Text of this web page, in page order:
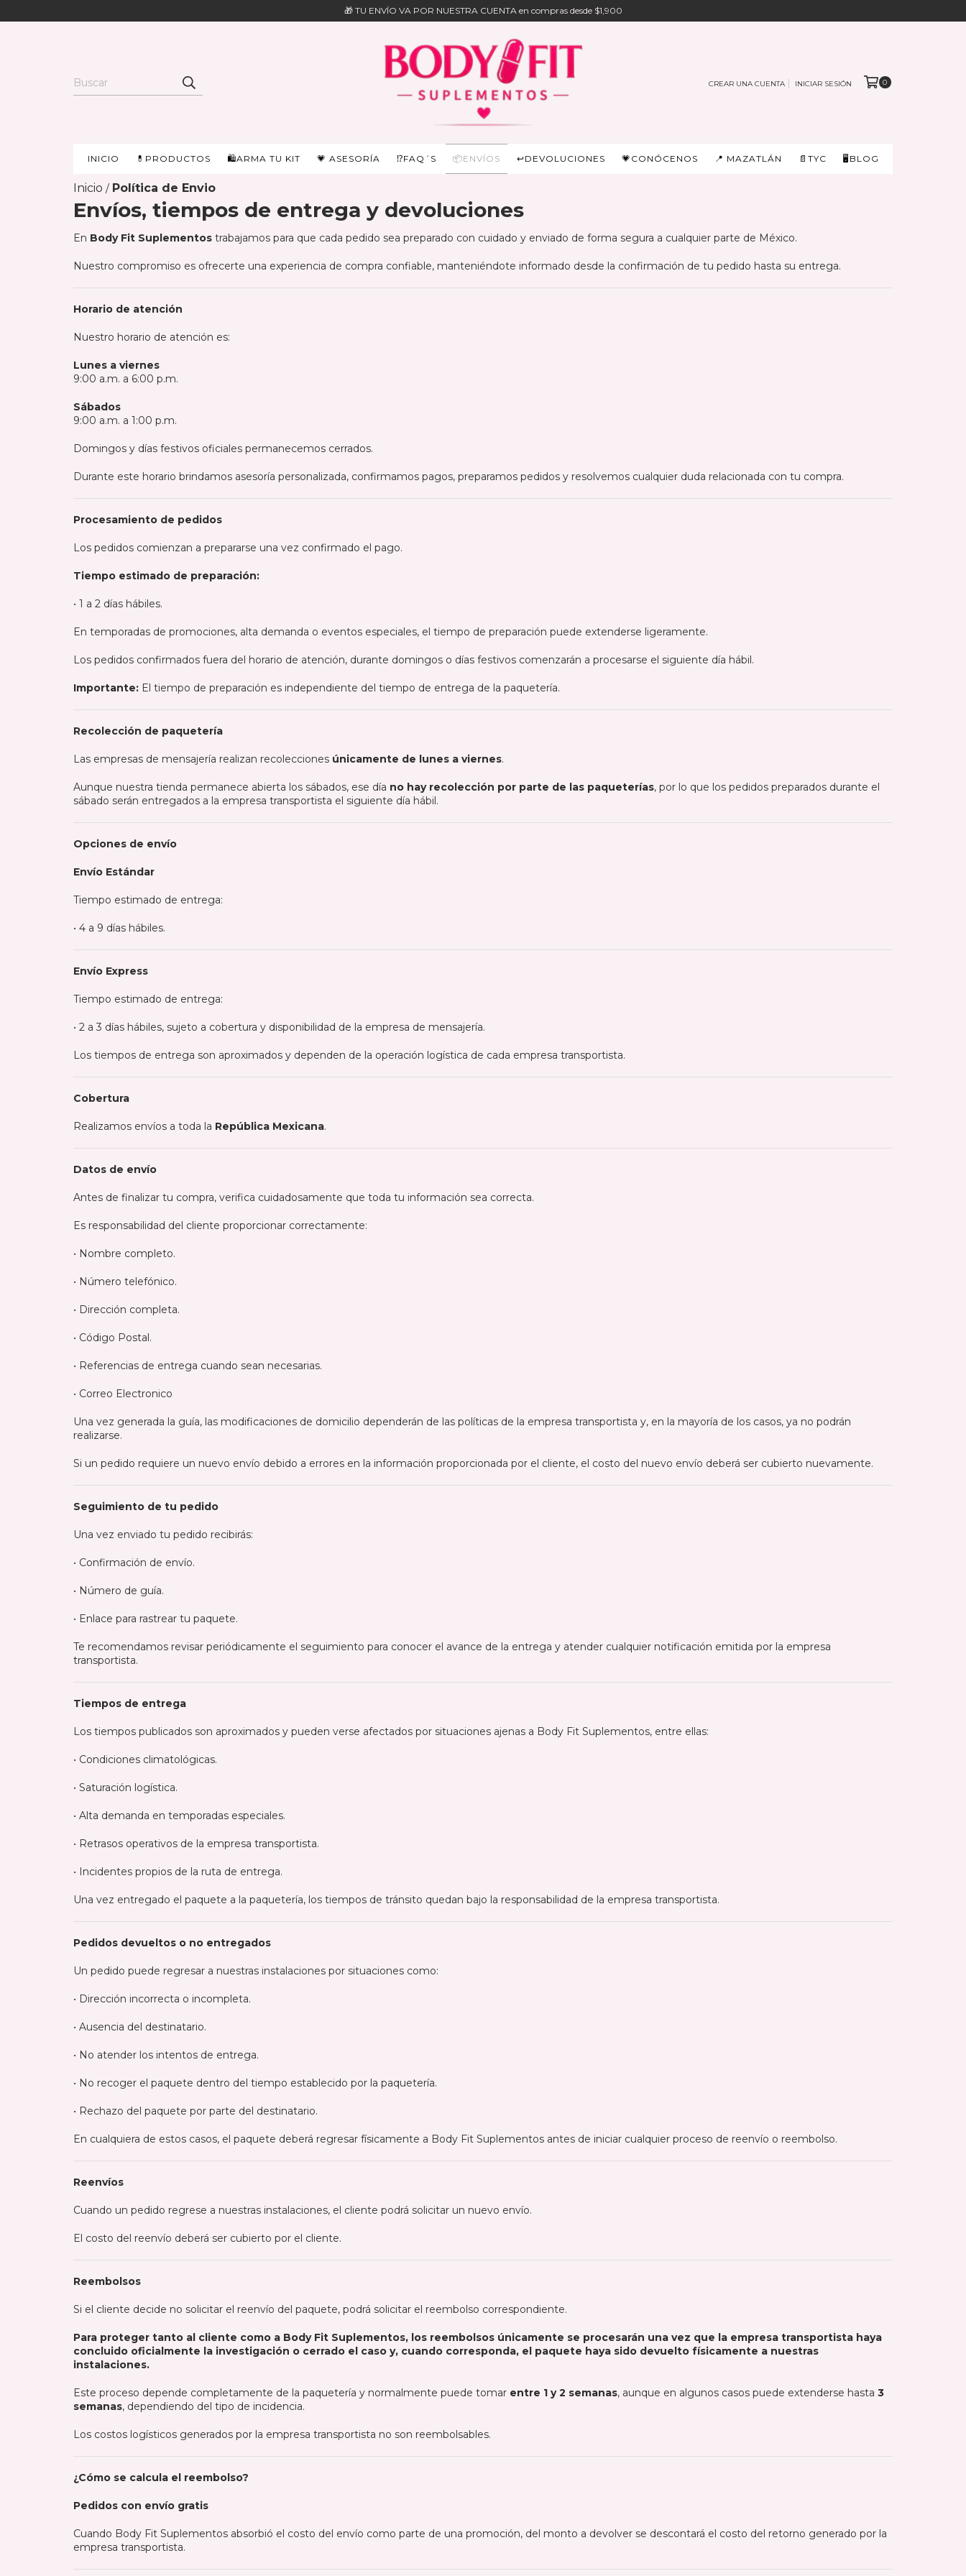
🎁 TU ENVÍO VA POR NUESTRA CUENTA en compras desde $1,900
CREAR UNA CUENTA INICIAR SESIÓN 0
INICIO 💊PRODUCTOS 🛍️ARMA TU KIT 💗 ASESORÍA ⁉️FAQ´S 📦ENVÍOS ↩️DEVOLUCIONES 💗CONÓCENOS 📍 MAZATLÁN 📄TYC 🖥️BLOG
Inicio / Política de Envio
Envíos, tiempos de entrega y devoluciones
En Body Fit Suplementos trabajamos para que cada pedido sea preparado con cuidado y enviado de forma segura a cualquier parte de México.
Nuestro compromiso es ofrecerte una experiencia de compra confiable, manteniéndote informado desde la confirmación de tu pedido hasta su entrega.
Horario de atención
Nuestro horario de atención es:
Lunes a viernes
9:00 a.m. a 6:00 p.m.
Sábados
9:00 a.m. a 1:00 p.m.
Domingos y días festivos oficiales permanecemos cerrados.
Durante este horario brindamos asesoría personalizada, confirmamos pagos, preparamos pedidos y resolvemos cualquier duda relacionada con tu compra.
Procesamiento de pedidos
Los pedidos comienzan a prepararse una vez confirmado el pago.
Tiempo estimado de preparación:
• 1 a 2 días hábiles.
En temporadas de promociones, alta demanda o eventos especiales, el tiempo de preparación puede extenderse ligeramente.
Los pedidos confirmados fuera del horario de atención, durante domingos o días festivos comenzarán a procesarse el siguiente día hábil.
Importante: El tiempo de preparación es independiente del tiempo de entrega de la paquetería.
Recolección de paquetería
Las empresas de mensajería realizan recolecciones únicamente de lunes a viernes.
Aunque nuestra tienda permanece abierta los sábados, ese día no hay recolección por parte de las paqueterías, por lo que los pedidos preparados durante el
sábado serán entregados a la empresa transportista el siguiente día hábil.
Opciones de envío
Envío Estándar
Tiempo estimado de entrega:
• 4 a 9 días hábiles.
Envío Express
Tiempo estimado de entrega:
• 2 a 3 días hábiles, sujeto a cobertura y disponibilidad de la empresa de mensajería.
Los tiempos de entrega son aproximados y dependen de la operación logística de cada empresa transportista.
Cobertura
Realizamos envíos a toda la República Mexicana.
Datos de envío
Antes de finalizar tu compra, verifica cuidadosamente que toda tu información sea correcta.
Es responsabilidad del cliente proporcionar correctamente:
• Nombre completo.
• Número telefónico.
• Dirección completa.
• Código Postal.
• Referencias de entrega cuando sean necesarias.
• Correo Electronico
Una vez generada la guía, las modificaciones de domicilio dependerán de las políticas de la empresa transportista y, en la mayoría de los casos, ya no podrán
realizarse.
Si un pedido requiere un nuevo envío debido a errores en la información proporcionada por el cliente, el costo del nuevo envío deberá ser cubierto nuevamente.
Seguimiento de tu pedido
Una vez enviado tu pedido recibirás:
• Confirmación de envío.
• Número de guía.
• Enlace para rastrear tu paquete.
Te recomendamos revisar periódicamente el seguimiento para conocer el avance de la entrega y atender cualquier notificación emitida por la empresa
transportista.
Tiempos de entrega
Los tiempos publicados son aproximados y pueden verse afectados por situaciones ajenas a Body Fit Suplementos, entre ellas:
• Condiciones climatológicas.
• Saturación logística.
• Alta demanda en temporadas especiales.
• Retrasos operativos de la empresa transportista.
• Incidentes propios de la ruta de entrega.
Una vez entregado el paquete a la paquetería, los tiempos de tránsito quedan bajo la responsabilidad de la empresa transportista.
Pedidos devueltos o no entregados
Un pedido puede regresar a nuestras instalaciones por situaciones como:
• Dirección incorrecta o incompleta.
• Ausencia del destinatario.
• No atender los intentos de entrega.
• No recoger el paquete dentro del tiempo establecido por la paquetería.
• Rechazo del paquete por parte del destinatario.
En cualquiera de estos casos, el paquete deberá regresar físicamente a Body Fit Suplementos antes de iniciar cualquier proceso de reenvío o reembolso.
Reenvíos
Cuando un pedido regrese a nuestras instalaciones, el cliente podrá solicitar un nuevo envío.
El costo del reenvío deberá ser cubierto por el cliente.
Reembolsos
Si el cliente decide no solicitar el reenvío del paquete, podrá solicitar el reembolso correspondiente.
Para proteger tanto al cliente como a Body Fit Suplementos, los reembolsos únicamente se procesarán una vez que la empresa transportista haya
concluido oficialmente la investigación o cerrado el caso y, cuando corresponda, el paquete haya sido devuelto físicamente a nuestras
instalaciones.
Este proceso depende completamente de la paquetería y normalmente puede tomar entre 1 y 2 semanas, aunque en algunos casos puede extenderse hasta 3
semanas, dependiendo del tipo de incidencia.
Los costos logísticos generados por la empresa transportista no son reembolsables.
¿Cómo se calcula el reembolso?
Pedidos con envío gratis
Cuando Body Fit Suplementos absorbió el costo del envío como parte de una promoción, del monto a devolver se descontará el costo del retorno generado por la
empresa transportista.